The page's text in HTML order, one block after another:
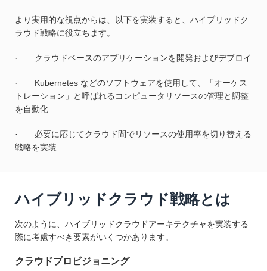
より実用的な視点からは、以下を実装すると、ハイブリッドク
ラウド戦略に役立ちます。
· クラウドベースのアプリケーションを開発およびデプロイ
· Kubernetes などのソフトウェアを使用して、「オーケス
トレーション」と呼ばれるコンピュータリソースの管理と調整
を自動化
· 必要に応じてクラウド間でリソースの使用率を切り替える
戦略を実装
ハイブリッドクラウド戦略とは
次のように、ハイブリッドクラウドアーキテクチャを実装する
際に考慮すべき要素がいくつかあります。
クラウドプロビジョニング